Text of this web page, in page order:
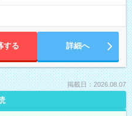
する 詳細へ
掲載日：2026.08.07